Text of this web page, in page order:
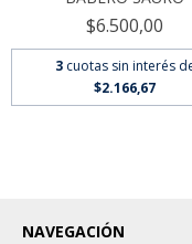
$6.500,00
3 cuotas sin interés
$2.166,67
NAVEGACIÓN